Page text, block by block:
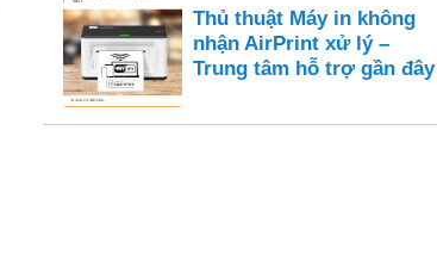
Thủ thuật Máy in không
nhận AirPrint xử lý –
Trung tâm hỗ trợ gần đây